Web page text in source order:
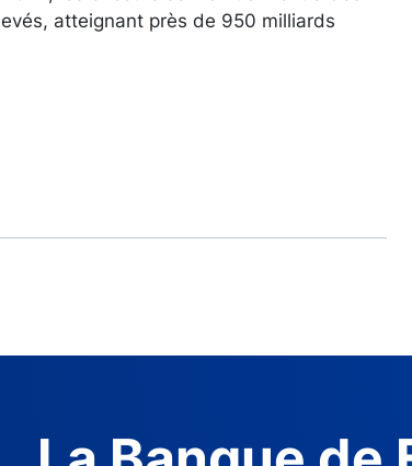
atteignant près de 950 milliards